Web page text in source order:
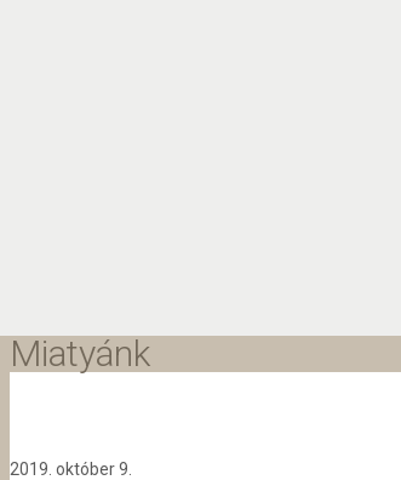
Miatyánk
2019. október 9.